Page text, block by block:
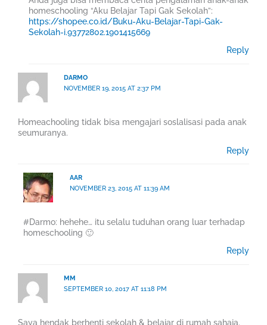
homeschooling “Aku Belajar Tapi Gak Sekolah”:
https://shopee.co.id/Buku-Aku-Belajar-Tapi-Gak-
Sekolah-i.93772802.1901415669
Reply
DARMO
NOVEMBER 19, 2015 AT 2:37 PM
Homeachooling tidak bisa mengajari soslalisasi pada anak
seumuranya.
Reply
AAR
NOVEMBER 23, 2015 AT 11:39 AM
#Darmo: hehehe… itu selalu tuduhan orang luar terhadap
homeschooling 🙂
Reply
MM
SEPTEMBER 10, 2017 AT 11:18 PM
Saya hendak berhenti sekolah & belajar di rumah sahaja.